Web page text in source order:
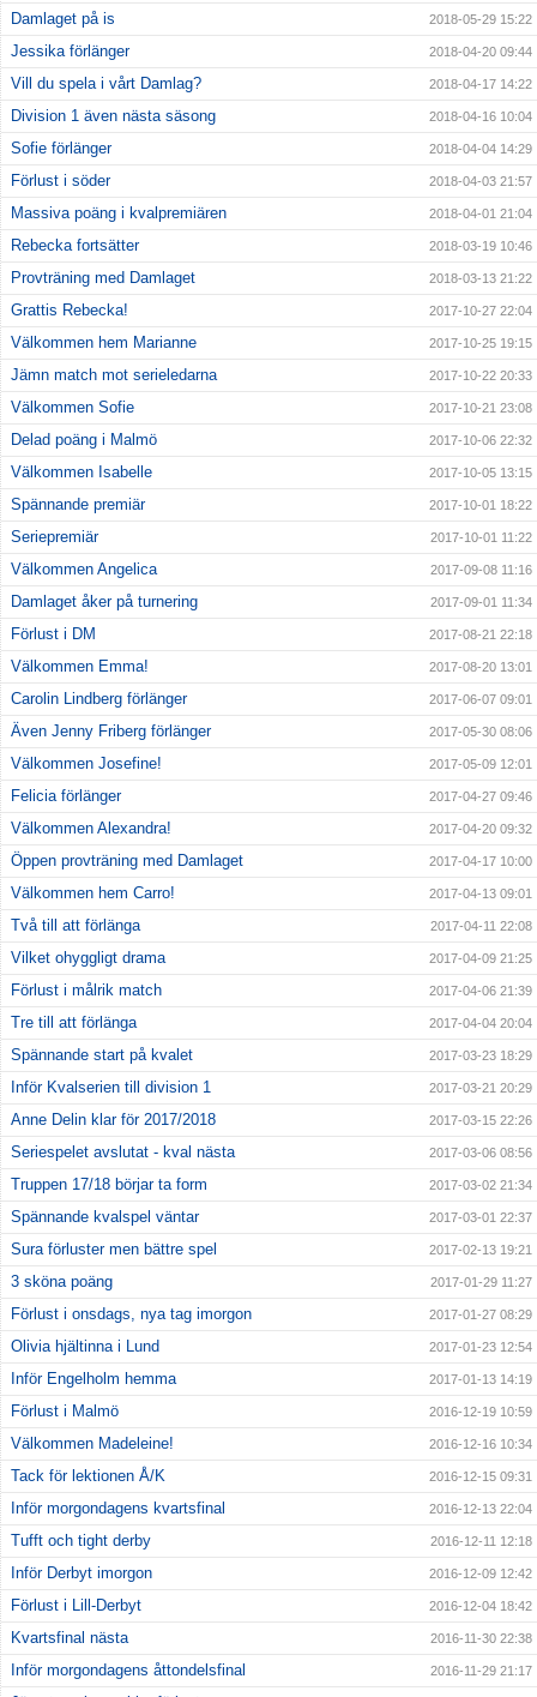
Damlaget på is 2018-05-29 15:22
Jessika förlänger 2018-04-20 09:44
Vill du spela i vårt Damlag? 2018-04-17 14:22
Division 1 även nästa säsong 2018-04-16 10:04
Sofie förlänger 2018-04-04 14:29
Förlust i söder 2018-04-03 21:57
Massiva poäng i kvalpremiären 2018-04-01 21:04
Rebecka fortsätter 2018-03-19 10:46
Provträning med Damlaget 2018-03-13 21:22
Grattis Rebecka! 2017-10-27 22:04
Välkommen hem Marianne 2017-10-25 19:15
Jämn match mot serieledarna 2017-10-22 20:33
Välkommen Sofie 2017-10-21 23:08
Delad poäng i Malmö 2017-10-06 22:32
Välkommen Isabelle 2017-10-05 13:15
Spännande premiär 2017-10-01 18:22
Seriepremiär 2017-10-01 11:22
Välkommen Angelica 2017-09-08 11:16
Damlaget åker på turnering 2017-09-01 11:34
Förlust i DM 2017-08-21 22:18
Välkommen Emma! 2017-08-20 13:01
Carolin Lindberg förlänger 2017-06-07 09:01
Även Jenny Friberg förlänger 2017-05-30 08:06
Välkommen Josefine! 2017-05-09 12:01
Felicia förlänger 2017-04-27 09:46
Välkommen Alexandra! 2017-04-20 09:32
Öppen provträning med Damlaget 2017-04-17 10:00
Välkommen hem Carro! 2017-04-13 09:01
Två till att förlänga 2017-04-11 22:08
Vilket ohyggligt drama 2017-04-09 21:25
Förlust i målrik match 2017-04-06 21:39
Tre till att förlänga 2017-04-04 20:04
Spännande start på kvalet 2017-03-23 18:29
Inför Kvalserien till division 1 2017-03-21 20:29
Anne Delin klar för 2017/2018 2017-03-15 22:26
Seriespelet avslutat - kval nästa 2017-03-06 08:56
Truppen 17/18 börjar ta form 2017-03-02 21:34
Spännande kvalspel väntar 2017-03-01 22:37
Sura förluster men bättre spel 2017-02-13 19:21
3 sköna poäng 2017-01-29 11:27
Förlust i onsdags, nya tag imorgon 2017-01-27 08:29
Olivia hjältinna i Lund 2017-01-23 12:54
Inför Engelholm hemma 2017-01-13 14:19
Förlust i Malmö 2016-12-19 10:59
Välkommen Madeleine! 2016-12-16 10:34
Tack för lektionen Å/K 2016-12-15 09:31
Inför morgondagens kvartsfinal 2016-12-13 22:04
Tufft och tight derby 2016-12-11 12:18
Inför Derbyt imorgon 2016-12-09 12:42
Förlust i Lill-Derbyt 2016-12-04 18:42
Kvartsfinal nästa 2016-11-30 22:38
Inför morgondagens åttondelsfinal 2016-11-29 21:17